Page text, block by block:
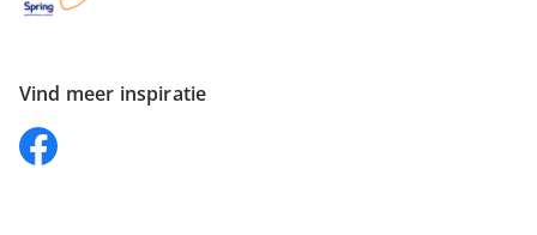
Vind meer inspiratie